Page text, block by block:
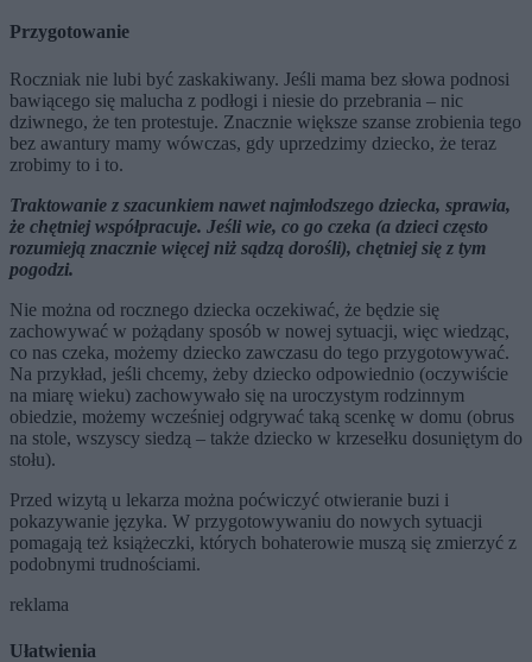
Przygotowanie
Roczniak nie lubi być zaskakiwany. Jeśli mama bez słowa podnosi
bawiącego się malucha z podłogi i niesie do przebrania – nic
dziwnego, że ten protestuje. Znacznie większe szanse zrobienia tego
bez awantury mamy wówczas, gdy uprzedzimy dziecko, że teraz
zrobimy to i to.
Traktowanie z szacunkiem nawet najmłodszego dziecka, sprawia,
że chętniej współpracuje. Jeśli wie, co go czeka (a dzieci często
rozumieją znacznie więcej niż sądzą dorośli), chętniej się z tym
pogodzi.
Nie można od rocznego dziecka oczekiwać, że będzie się
zachowywać w pożądany sposób w nowej sytuacji, więc wiedząc,
co nas czeka, możemy dziecko zawczasu do tego przygotowywać.
Na przykład, jeśli chcemy, żeby dziecko odpowiednio (oczywiście
na miarę wieku) zachowywało się na uroczystym rodzinnym
obiedzie, możemy wcześniej odgrywać taką scenkę w domu (obrus
na stole, wszyscy siedzą – także dziecko w krzesełku dosuniętym do
stołu).
Przed wizytą u lekarza można poćwiczyć otwieranie buzi i
pokazywanie języka. W przygotowywaniu do nowych sytuacji
pomagają też książeczki, których bohaterowie muszą się zmierzyć z
podobnymi trudnościami.
reklama
Ułatwienia